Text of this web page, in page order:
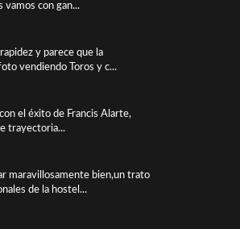
vamos con gan...
y parece que la
vendiendo Toros y c...
el éxito de Francis Alarte,
trayectoria...
maravillosamente bien,un trato
de la hostel...